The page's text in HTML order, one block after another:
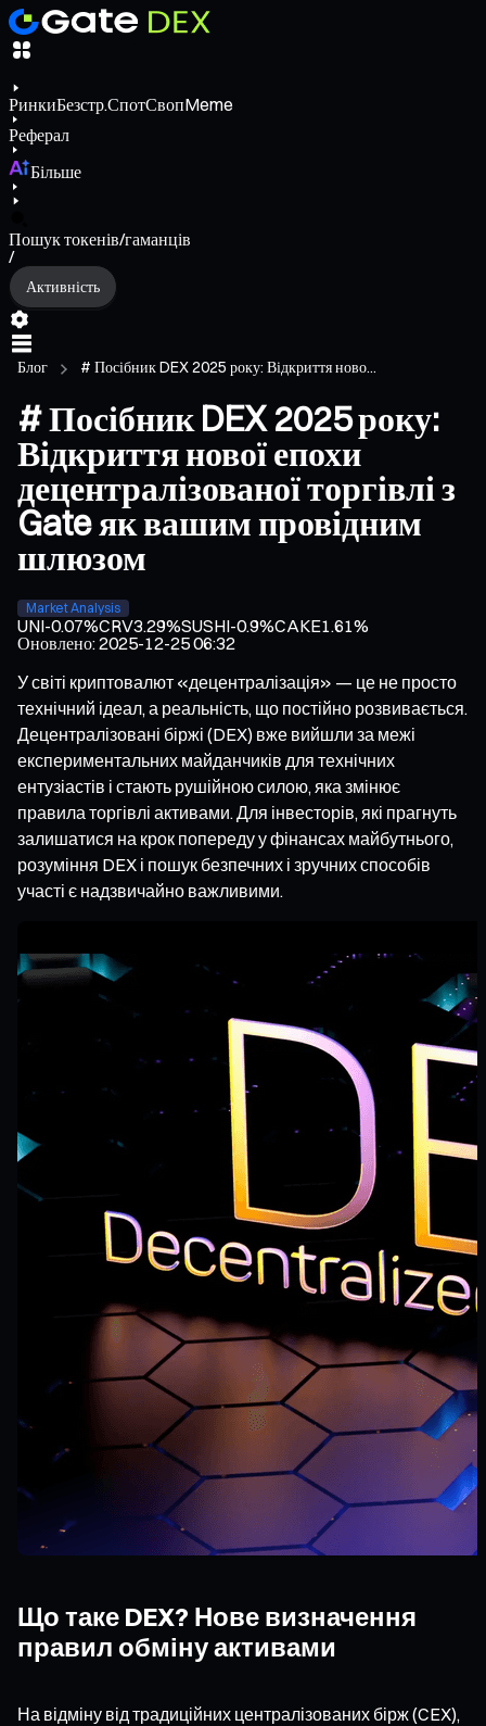
РинкиБезстр.СпотСвопMeme
Реферал
Більше
Пошук токенів/гаманців
/
Активність
Блог # Посібник DEX 2025 року: Відкриття ново...
# Посібник DEX 2025 року:
Відкриття нової епохи
децентралізованої торгівлі з
Gate як вашим провідним
шлюзом
Market Analysis
UNI-0.07%CRV3.29%SUSHI-0.9%CAKE1.61%
Оновлено:2025-12-25 06:32
У світі криптовалют «децентралізація» — це не просто
технічний ідеал, а реальність, що постійно розвивається.
Децентралізовані біржі (DEX) вже вийшли за межі
експериментальних майданчиків для технічних
ентузіастів і стають рушійною силою, яка змінює
правила торгівлі активами. Для інвесторів, які прагнуть
залишатися на крок попереду у фінансах майбутнього,
розуміння DEX і пошук безпечних і зручних способів
участі є надзвичайно важливими.
Що таке DEX? Нове визначення
правил обміну активами
На відміну від традиційних централізованих бірж (CEX),